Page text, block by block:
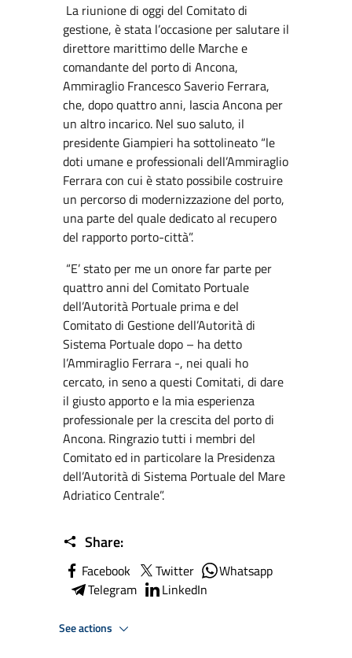
La riunione di oggi del Comitato di
gestione, è stata l’occasione per salutare il
direttore marittimo delle Marche e
comandante del porto di Ancona,
Ammiraglio Francesco Saverio Ferrara,
che, dopo quattro anni, lascia Ancona per
un altro incarico. Nel suo saluto, il
presidente Giampieri ha sottolineato “le
doti umane e professionali dell’Ammiraglio
Ferrara con cui è stato possibile costruire
un percorso di modernizzazione del porto,
una parte del quale dedicato al recupero
del rapporto porto-città”.
“E’ stato per me un onore far parte per
quattro anni del Comitato Portuale
dell’Autorità Portuale prima e del
Comitato di Gestione dell’Autorità di
Sistema Portuale dopo – ha detto
l’Ammiraglio Ferrara -, nei quali ho
cercato, in seno a questi Comitati, di dare
il giusto apporto e la mia esperienza
professionale per la crescita del porto di
Ancona. Ringrazio tutti i membri del
Comitato ed in particolare la Presidenza
dell’Autorità di Sistema Portuale del Mare
Adriatico Centrale”.
Share:
Facebook Twitter
Whatsapp
Telegram
LinkedIn
See actions